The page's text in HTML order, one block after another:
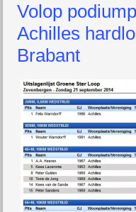
Volop
Achilles
Brabant